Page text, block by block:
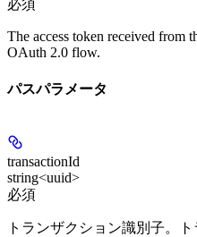
必須
The access token received from
OAuth 2.0 flow.
パスパラメータ
transactionId
string<uuid>
必須
トランザクション識別子。